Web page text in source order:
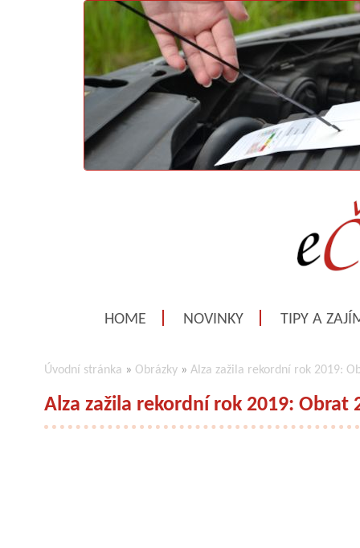
HOME NOVINKY TIPY A
Úvodní stránka » Obrázky » Alza zažila rekordní rok 2019:
Alza zažila rekordní rok 2019: Obrat